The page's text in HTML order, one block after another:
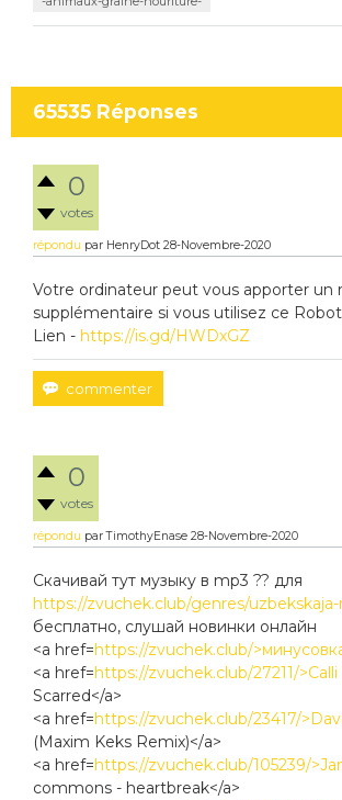
65535 Réponses
0
votes
répondu par HenryDot 28-Novembre-2020
Votre ordinateur peut vous apporter un
supplémentaire si vous utilisez ce
Lien - https://is.gd/HWDxGZ
0
votes
répondu parTimothyEnase 28-Novembre-2020
Скачивай тут музыку в mp3 ?? для
https://zvuchek.club/genres/
бесплатно, слушай новинки онлайн
<a href=https://zvuchek.club/
<a href=https://zvuchek.club/27211/>Calli
Scarred</a>
<a href=https://zvuchek.club/23417/
(Maxim Keks Remix)</a>
<a href=https://zvuchek.club/105239/
commons - heartbreak</a>